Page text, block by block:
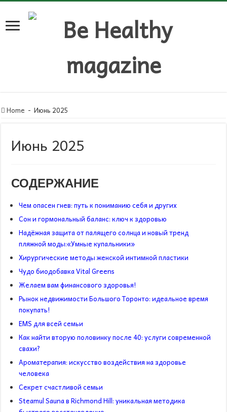
Home - Июнь 2025
Июнь 2025
СОДЕРЖАНИЕ
Чем опасен гнев: путь к пониманию себя и других
Сон и гормональный баланс: ключ к здоровью
Надёжная защита от палящего солнца и новый тренд
пляжной моды:«Умные купальники»
Хирургические методы женской интимной пластики
Чудо биодобавка Vital Greens
Желаем вам финансового здоровья!
Рынок недвижимости Большого Торонто: идеальное время
покупать!
EMS для всей семьи
Как найти вторую половинку после 40: услуги современной
свахи?
Ароматерапия: искусство воздействия на здоровье
человека
Секрет счастливой семьи
Steamul Sauna в Richmond Hill: уникальная методика